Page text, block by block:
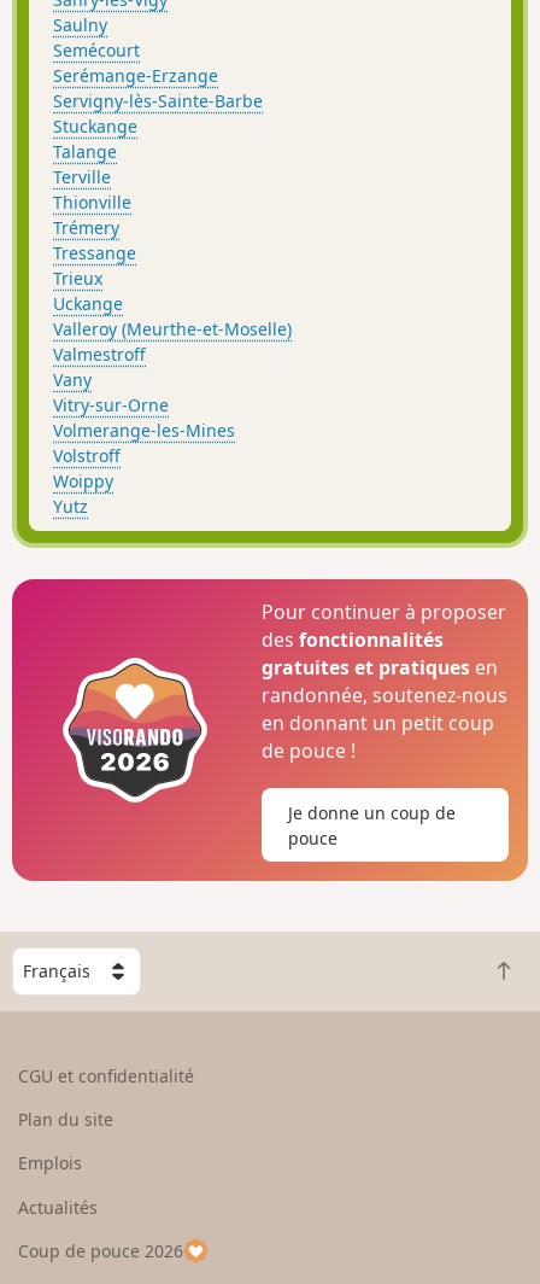
Saulny
Semécourt
Serémange-Erzange
Servigny-lès-Sainte-Barbe
Stuckange
Talange
Terville
Thionville
Trémery
Tressange
Trieux
Uckange
Valleroy (Meurthe-et-Moselle)
Valmestroff
Vany
Vitry-sur-Orne
Volmerange-les-Mines
Volstroff
Woippy
Yutz
Pour continuer à proposer
desfonctionnalités
gratuites et pratiques en
randonnée, soutenez-nous
en donnant un petit coup
de pouce !
Je donne un coup de
pouce
C
h
o
e
u
p
R
e
CGU et confidentialité
Plan du site
Emplois
Actualités
Coup de pouce 2026